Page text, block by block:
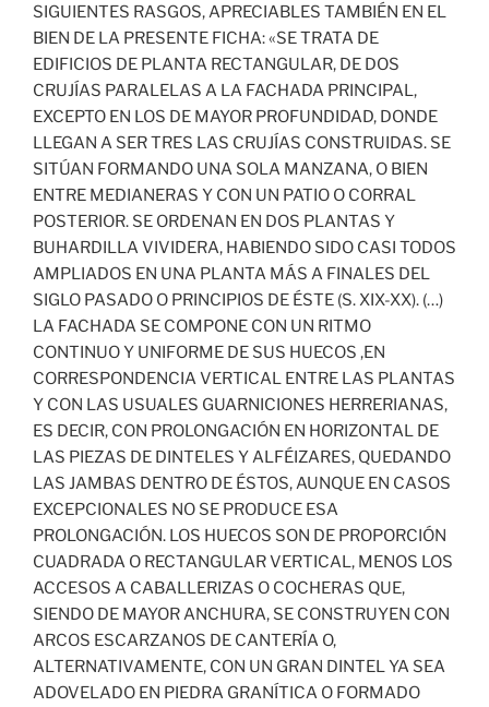
SIGUIENTES RASGOS, APRECIABLES TAMBIÉN EN EL
BIEN DE LA PRESENTE FICHA: «SE TRATA DE
EDIFICIOS DE PLANTA RECTANGULAR, DE DOS
CRUJÍAS PARALELAS A LA FACHADA PRINCIPAL,
EXCEPTO EN LOS DE MAYOR PROFUNDIDAD, DONDE
LLEGAN A SER TRES LAS CRUJÍAS CONSTRUIDAS. SE
SITÚAN FORMANDO UNA SOLA MANZANA, O BIEN
ENTRE MEDIANERAS Y CON UN PATIO O CORRAL
POSTERIOR. SE ORDENAN EN DOS PLANTAS Y
BUHARDILLA VIVIDERA, HABIENDO SIDO CASI TODOS
AMPLIADOS EN UNA PLANTA MÁS A FINALES DEL
SIGLO PASADO O PRINCIPIOS DE ÉSTE (S. XIX-XX). (…)
LA FACHADA SE COMPONE CON UN RITMO
CONTINUO Y UNIFORME DE SUS HUECOS ,EN
CORRESPONDENCIA VERTICAL ENTRE LAS PLANTAS
Y CON LAS USUALES GUARNICIONES HERRERIANAS,
ES DECIR, CON PROLONGACIÓN EN HORIZONTAL DE
LAS PIEZAS DE DINTELES Y ALFÉIZARES, QUEDANDO
LAS JAMBAS DENTRO DE ÉSTOS, AUNQUE EN CASOS
EXCEPCIONALES NO SE PRODUCE ESA
PROLONGACIÓN. LOS HUECOS SON DE PROPORCIÓN
CUADRADA O RECTANGULAR VERTICAL, MENOS LOS
ACCESOS A CABALLERIZAS O COCHERAS QUE,
SIENDO DE MAYOR ANCHURA, SE CONSTRUYEN CON
ARCOS ESCARZANOS DE CANTERÍA O,
ALTERNATIVAMENTE, CON UN GRAN DINTEL YA SEA
ADOVELADO EN PIEDRA GRANÍTICA O FORMADO